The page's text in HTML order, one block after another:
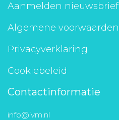
Aanmelden nieuwsbrief
Algemene voorwaarden
Privacyverklaring
Cookiebeleid
Contactinformatie
info@ivm.nl